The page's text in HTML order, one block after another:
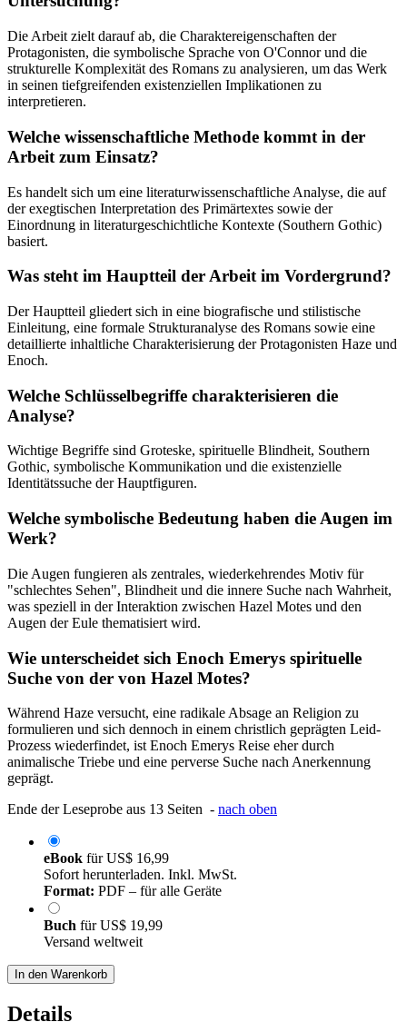
Die Arbeit zielt darauf ab, die Charaktereigenschaften der
Protagonisten, die symbolische Sprache von O'Connor und die
strukturelle Komplexität des Romans zu analysieren, um das Werk
in seinen tiefgreifenden existenziellen Implikationen zu
interpretieren.
Welche wissenschaftliche Methode kommt in der
Arbeit zum Einsatz?
Es handelt sich um eine literaturwissenschaftliche Analyse, die auf
der exegtischen Interpretation des Primärtextes sowie der
Einordnung in literaturgeschichtliche Kontexte (Southern Gothic)
basiert.
Was steht im Hauptteil der Arbeit im Vordergrund?
Der Hauptteil gliedert sich in eine biografische und stilistische
Einleitung, eine formale Strukturanalyse des Romans sowie eine
detaillierte inhaltliche Charakterisierung der Protagonisten Haze und
Enoch.
Welche Schlüsselbegriffe charakterisieren die
Analyse?
Wichtige Begriffe sind Groteske, spirituelle Blindheit, Southern
Gothic, symbolische Kommunikation und die existenzielle
Identitätssuche der Hauptfiguren.
Welche symbolische Bedeutung haben die Augen im
Werk?
Die Augen fungieren als zentrales, wiederkehrendes Motiv für
"schlechtes Sehen", Blindheit und die innere Suche nach Wahrheit,
was speziell in der Interaktion zwischen Hazel Motes und den
Augen der Eule thematisiert wird.
Wie unterscheidet sich Enoch Emerys spirituelle
Suche von der von Hazel Motes?
Während Haze versucht, eine radikale Absage an Religion zu
formulieren und sich dennoch in einem christlich geprägten Leid-
Prozess wiederfindet, ist Enoch Emerys Reise eher durch
animalische Triebe und eine perverse Suche nach Anerkennung
geprägt.
Ende der Leseprobe aus 13 Seiten - nach oben
eBook fürUS$ 16,99
Sofort herunterladen. Inkl. MwSt.
Format: PDF – für alle Geräte
Buch fürUS$ 19,99
Versand weltweit
In den Warenkorb
Details